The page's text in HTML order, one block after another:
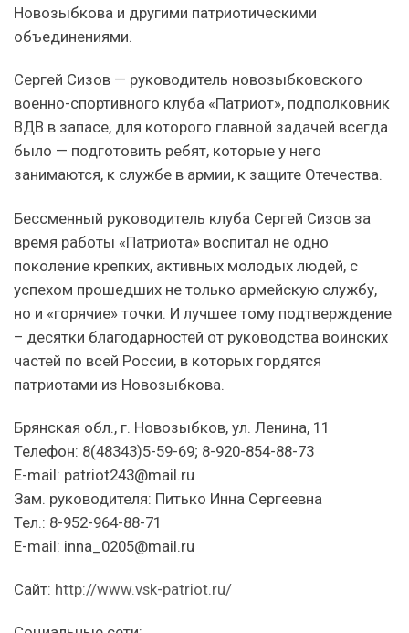
Новозыбкова и другими патриотическими
объединениями.
Сергей Сизов — руководитель новозыбковского
военно-спортивного клуба «Патриот», подполковник
ВДВ в запасе, для которого главной задачей всегда
было — подготовить ребят, которые у него
занимаются, к службе в армии, к защите Отечества.
Бессменный руководитель клуба Сергей Сизов за
время работы «Патриота» воспитал не одно
поколение крепких, активных молодых людей, с
успехом прошедших не только армейскую службу,
но и «горячие» точки. И лучшее тому подтверждение
– десятки благодарностей от руководства воинских
частей по всей России, в которых гордятся
патриотами из Новозыбкова.
Брянская обл., г. Новозыбков, ул. Ленина, 11
Телефон: 8(48343)5-59-69; 8-920-854-88-73
E-mail: patriot243@mail.ru
Зам. руководителя: Питько Инна Сергеевна
Тел.: 8-952-964-88-71
E-mail: inna_0205@mail.ru
Сайт: http://www.vsk-patriot.ru/